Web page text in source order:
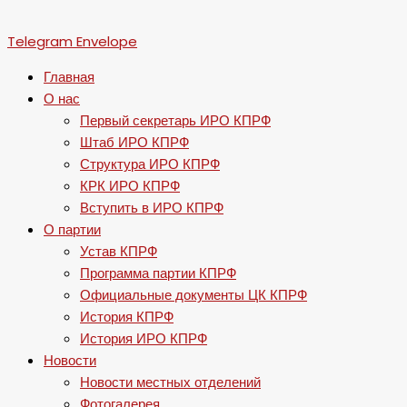
Telegram Envelope
Главная
О нас
Первый секретарь ИРО КПРФ
Штаб ИРО КПРФ
Структура ИРО КПРФ
КРК ИРО КПРФ
Вступить в ИРО КПРФ
О партии
Устав КПРФ
Программа партии КПРФ
Официальные документы ЦК КПРФ
История КПРФ
История ИРО КПРФ
Новости
Новости местных отделений